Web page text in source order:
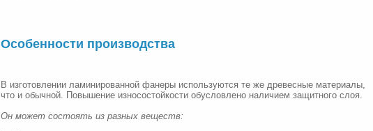
Особенности производства
В изготовлении ламинированной фанеры используются те же древесные материалы,
что и обычной. Повышение износостойкости обусловлено наличием защитного слоя.
Он может состоять из разных веществ: